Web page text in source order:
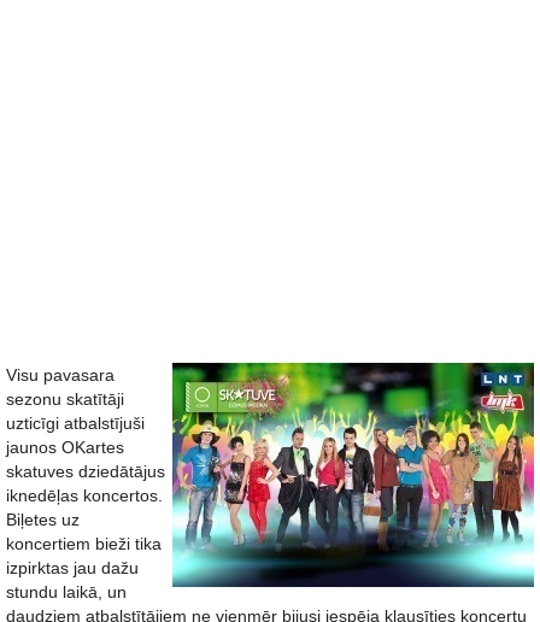
Visu pavasara
sezonu skatītāji
uzticīgi atbalstījuši
jaunos OKartes
skatuves dziedātājus
iknedēļas koncertos.
Biļetes uz
koncertiem bieži tika
izpirktas jau dažu
stundu laikā, un
daudziem atbalstītājiem ne vienmēr bijusi iespēja klausīties koncertu